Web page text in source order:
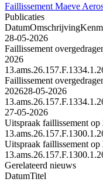
Faillissement Maeve
Publicaties
DatumOmschrijving
28-05-2026
Faillissement
2026
Faillissement
202628-05-2026
27-05-2026
Uitspraak faillissement op
Uitspraak faillissement op
Gerelateerd nieuws
DatumTitel